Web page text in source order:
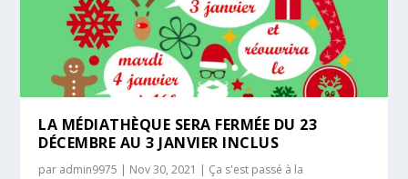
LA MÉDIATHÈQUE SERA FERMÉE DU 23
DÉCEMBRE AU 3 JANVIER INCLUS
par admin9975 | Nov 30, 2021 | Ça s'est passé à la